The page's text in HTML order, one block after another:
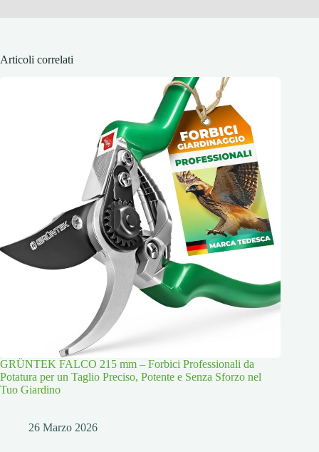
Articoli correlati
GRÜNTEK FALCO 215 mm – Forbici Professionali da
Potatura per un Taglio Preciso, Potente e Senza Sforzo nel
Tuo Giardino
26 Marzo 2026